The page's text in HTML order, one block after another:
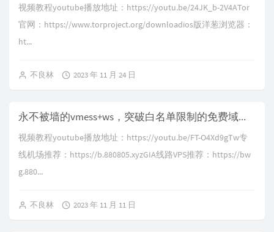
视频教程youtube播放地址：https://youtu.be/24JK_b-2V4ATor
官网：https://www.torproject.org/downloadios版洋葱浏览器：
ht...
不良林 2023 年 11 月 24 日
永不被墙的vmess+ws，突破白名单限制的免费域前置CDN，无需域名和证书，快速优选gcore和fastly的IP，0-RTT的WS配置，HTTPUpgrade与WebSocket的区别
视频教程youtube播放地址：https://youtu.be/FT-O4Xd9gTw专
线机场推荐：https://b.880805.xyzGIA线路VPS推荐：https://bw
g.880...
不良林 2023 年 11 月 11 日